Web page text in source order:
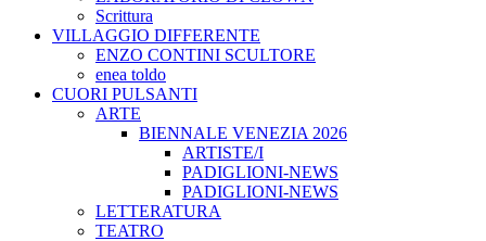
Scrittura
VILLAGGIO DIFFERENTE
ENZO CONTINI SCULTORE
enea toldo
CUORI PULSANTI
ARTE
BIENNALE VENEZIA 2026
ARTISTE/I
PADIGLIONI-NEWS
PADIGLIONI-NEWS
LETTERATURA
TEATRO